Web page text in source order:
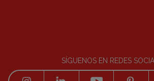
SÍGUENOS EN REDES